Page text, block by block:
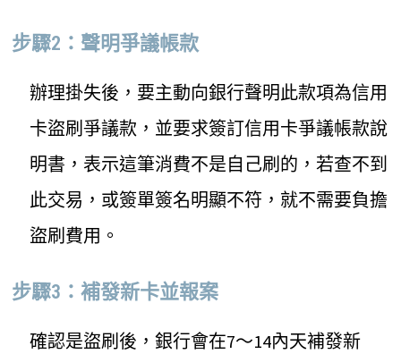
步驟2：聲明爭議帳款
辦理掛失後，要主動向銀行聲明此款項為信用
卡盜刷爭議款，並要求簽訂信用卡爭議帳款說
明書，表示這筆消費不是自己刷的，若查不到
此交易，或簽單簽名明顯不符，就不需要負擔
盜刷費用。
步驟3：補發新卡並報案
確認是盜刷後，銀行會在7～14內天補發新